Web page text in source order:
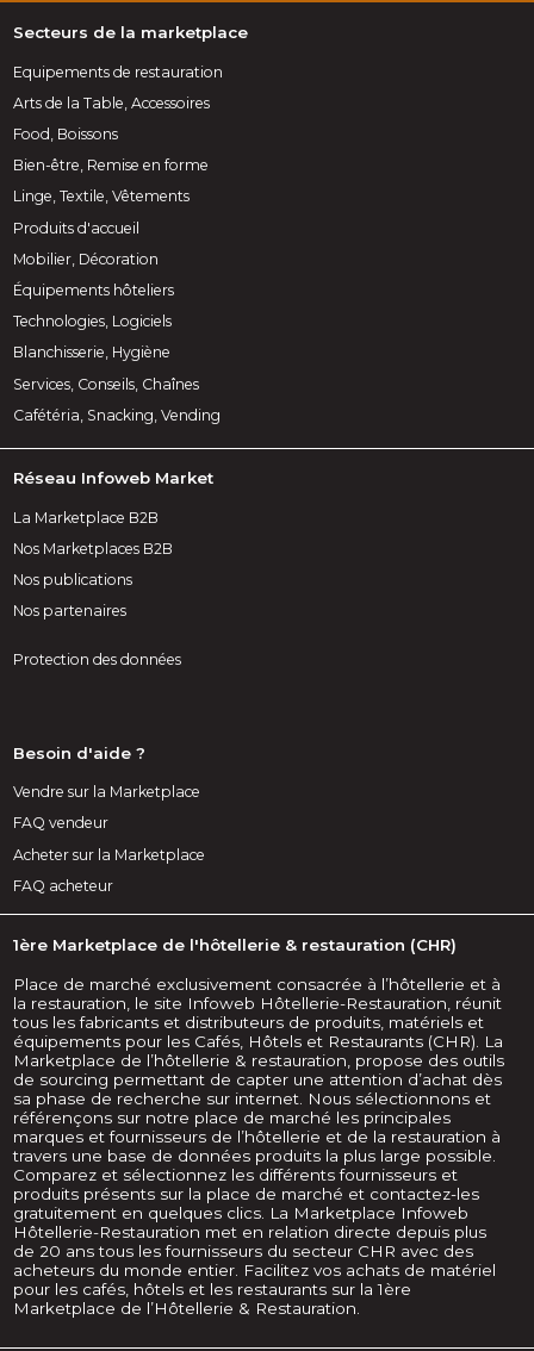
Secteurs de la marketplace
Equipements de restauration
Arts de la Table, Accessoires
Food, Boissons
Bien-être, Remise en forme
Linge, Textile, Vêtements
Produits d'accueil
Mobilier, Décoration
Équipements hôteliers
Technologies, Logiciels
Blanchisserie, Hygiène
Services, Conseils, Chaînes
Cafétéria, Snacking, Vending
Réseau Infoweb Market
La Marketplace B2B
Nos Marketplaces B2B
Nos publications
Nos partenaires
Protection des données
Besoin d'aide ?
Vendre sur la Marketplace
FAQ vendeur
Acheter sur la Marketplace
FAQ acheteur
1ère Marketplace de l'hôtellerie & restauration (CHR)
Place de marché exclusivement consacrée à l’hôtellerie et à
la restauration, le site Infoweb Hôtellerie-Restauration, réunit
tous les fabricants et distributeurs de produits, matériels et
équipements pour les Cafés, Hôtels et Restaurants (CHR). La
Marketplace de l’hôtellerie & restauration, propose des outils
de sourcing permettant de capter une attention d’achat dès
sa phase de recherche sur internet. Nous sélectionnons et
référençons sur notre place de marché les principales
marques et fournisseurs de l’hôtellerie et de la restauration à
travers une base de données produits la plus large possible.
Comparez et sélectionnez les différents fournisseurs et
produits présents sur la place de marché et contactez-les
gratuitement en quelques clics. La Marketplace Infoweb
Hôtellerie-Restauration met en relation directe depuis plus
de 20 ans tous les fournisseurs du secteur CHR avec des
acheteurs du monde entier. Facilitez vos achats de matériel
pour les cafés, hôtels et les restaurants sur la 1ère
Marketplace de l’Hôtellerie & Restauration.